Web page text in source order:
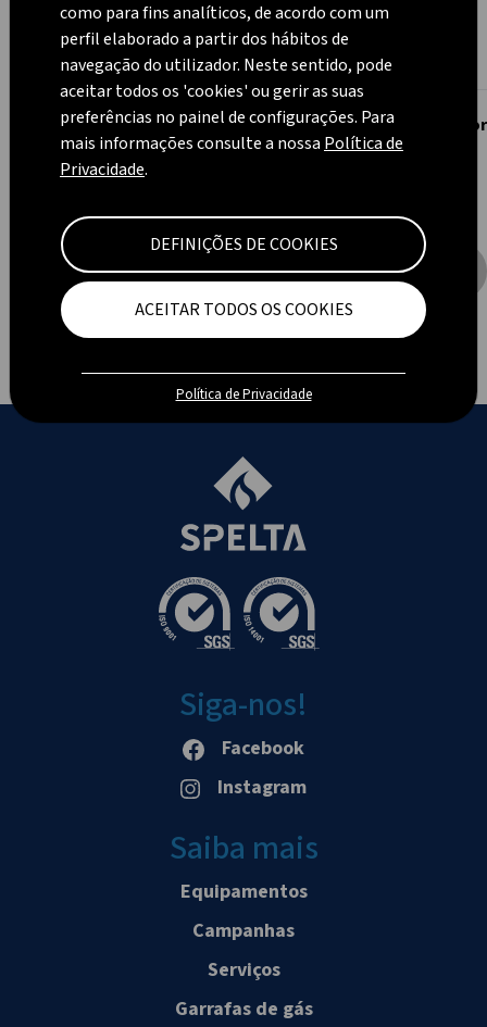
Chama Azul 4200 Preto
121,00 €
Chama Azul CHIC
Siga-nos!
Facebook
Instagram
Saiba mais
Equipamentos
Campanhas
Serviços
Garrafas de gás
como para fins analíticos, de acordo com um
perfil elaborado a partir dos hábitos de
navegação do utilizador. Neste sentido, pode
aceitar todos os 'cookies' ou gerir as suas
preferências no painel de configurações. Para
mais informações consulte a nossa Política de
Privacidade.
DEFINIÇÕES DE COOKIES
ACEITAR TODOS OS COOKIES
Política de Privacidade